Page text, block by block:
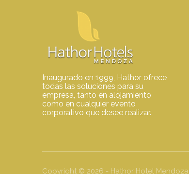
Inaugurado en 1999, Hathor ofrece
todas las soluciones para su
empresa, tanto en alojamiento
como en cualquier evento
corporativo que desee realizar.
Copyright © 2026 - Hathor Hotel Mendoza